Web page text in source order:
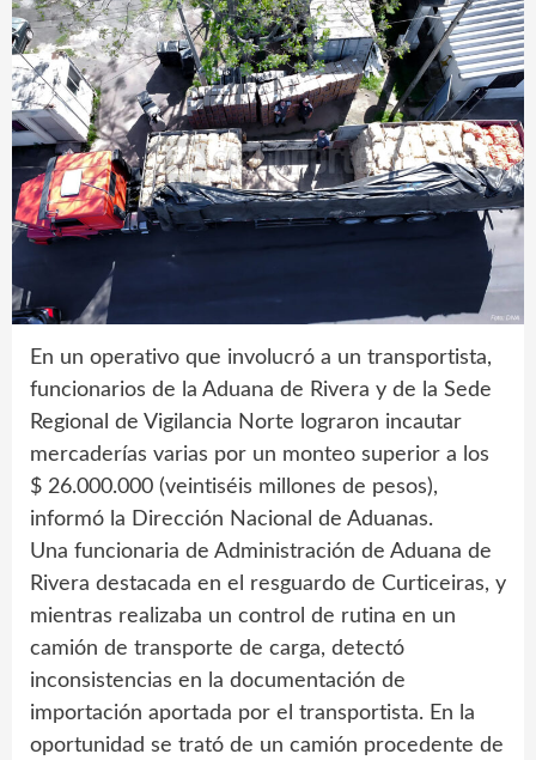
En un operativo que involucró a un transportista,
funcionarios de la Aduana de Rivera y de la Sede
Regional de Vigilancia Norte lograron incautar
mercaderías varias por un monteo superior a los
$ 26.000.000 (veintiséis millones de pesos),
informó la Dirección Nacional de Aduanas.
Una funcionaria de Administración de Aduana de
Rivera destacada en el resguardo de Curticeiras, y
mientras realizaba un control de rutina en un
camión de transporte de carga, detectó
inconsistencias en la documentación de
importación aportada por el transportista. En la
oportunidad se trató de un camión procedente de